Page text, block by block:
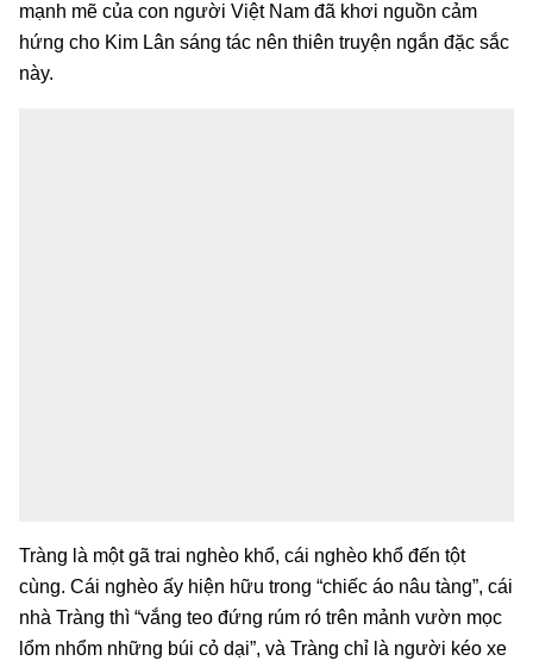
mạnh mẽ của con người Việt Nam đã khơi nguồn cảm
hứng cho Kim Lân sáng tác nên thiên truyện ngắn đặc sắc
này.
Tràng là một gã trai nghèo khổ, cái nghèo khổ đến tột
cùng. Cái nghèo ấy hiện hữu trong “chiếc áo nâu tàng”, cái
nhà Tràng thì “vắng teo đứng rúm ró trên mảnh vườn mọc
lổm nhổm những búi cỏ dại”, và Tràng chỉ là người kéo xe